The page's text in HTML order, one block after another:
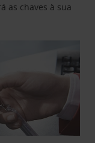
as chaves à sua